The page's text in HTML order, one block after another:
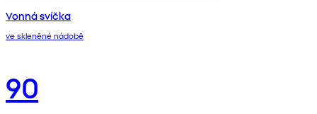
Vonná svíčka
ve skleněné nádobě
90